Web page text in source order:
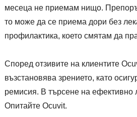
месеца не приемам нищо.
то може да се приема дори без
профилактика, което смятам да
Според отзивите на клиентите
възстановява зрението, като
ремисия. В търсене на ефективно
Опитайте Ocuvit.